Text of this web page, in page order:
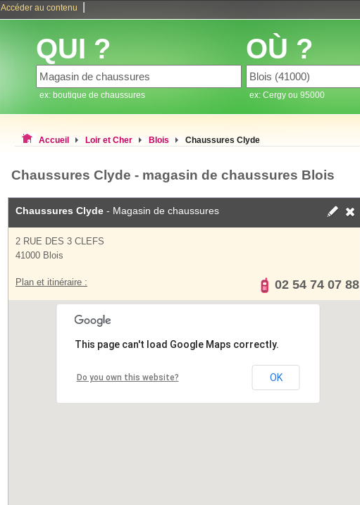
Accéder au contenu
QUI ?
ex: boutique de chaussures
OÙ ?
ex: Cergy ou 95000
Accueil Loir et Cher Blois Chaussures Clyde
Chaussures Clyde - magasin de chaussures Blois
Chaussures Clyde - Magasin de chaussures
2 RUE DES 3 CLEFS
41000 Blois
Plan et itinéraire : 02 54 74 07 88
This page can't load Google Maps correctly.
Do you own this website? OK